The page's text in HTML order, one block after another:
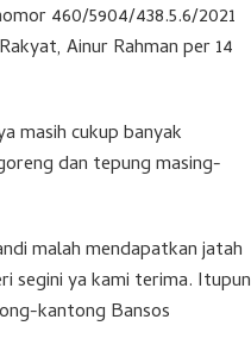
460/5904/438.5.6/2021
Ainur Rahman per 14
masih cukup banyak
dan tepung masing-
malah mendapatkan jatah
segini ya kami terima. Itupun
kantong Bansos